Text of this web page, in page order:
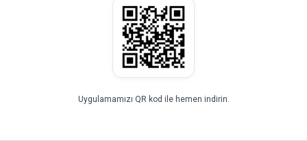
Uygulamamızı QR kod ile hemen indirin.